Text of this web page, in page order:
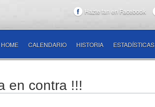
Hazte fan en Facebook
HOME CALENDARIO HISTORIA ESTADÍSTICAS
en contra !!!